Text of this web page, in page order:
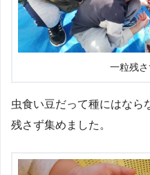
一粒残
虫食い豆だって種にはなら
残さず集めました。